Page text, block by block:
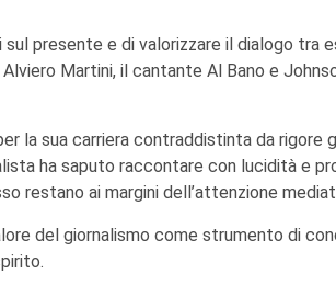
presente e di valorizzare il dialogo tra
Martini, il cantante Al Bano e
la sua carriera contraddistinta da rigore
ha saputo raccontare con lucidità e
restano ai margini dell’attenzione
del giornalismo come strumento di